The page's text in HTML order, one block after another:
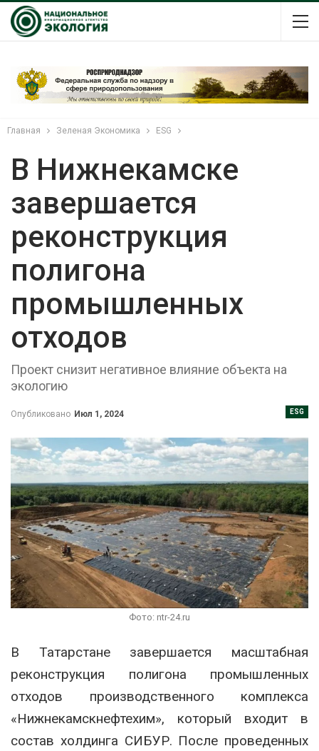
Главная Зеленая Экономика ESG
В Нижнекамске
завершается
реконструкция
полигона
промышленных
отходов
Проект снизит негативное влияние объекта на
экологию
ESG
Опубликовано Июл 1, 2024
Фото: ntr-24.ru
В Татарстане завершается масштабная
реконструкция полигона промышленных
отходов производственного комплекса
«Нижнекамскнефтехим», который входит в
состав холдинга СИБУР. После проведенных